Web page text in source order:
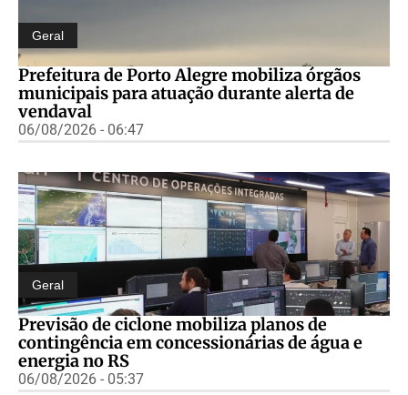
Geral
Prefeitura de Porto Alegre mobiliza órgãos
municipais para atuação durante alerta de
vendaval
06/08/2026 - 06:47
Geral
Previsão de ciclone mobiliza planos de
contingência em concessionárias de água e
energia no RS
06/08/2026 - 05:37